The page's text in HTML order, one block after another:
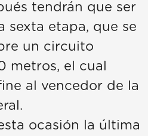
tendrán que ser
sexta etapa, que se
un circuito
metros, el cual
al vencedor de la
ocasión la última